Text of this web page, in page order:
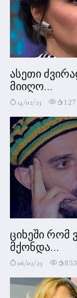
ასეთი
მიიღო...
14/02/23
ციხეში რომ
მქონდა...
06/02/23